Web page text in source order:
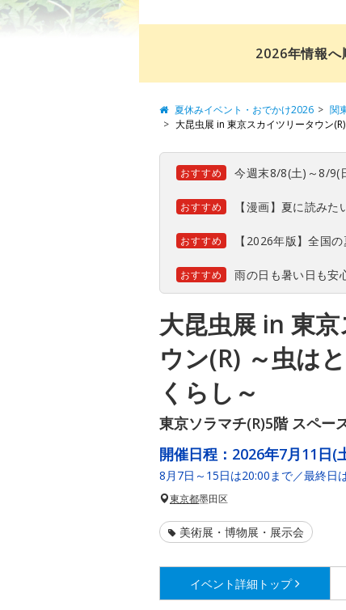
2026年情報へ
夏休みイベント・おでかけ2026 関
大昆虫展 in 東京スカイツリータウン
おすすめ 今週末8/8(土)～8/9(
おすすめ 【漫画】夏に読み
おすすめ 【2026年版】全国
おすすめ 雨の日も暑い日も安
大昆虫展 in 東
ウン(R) ～虫は
くらし～
東京ソラマチ(R)5階 スペー
開催日程： 2026年7月11日(
8月7日～15日は20:00まで／最終日
東京都墨田区
美術展・博物展・展示会
イベント詳細 トップ